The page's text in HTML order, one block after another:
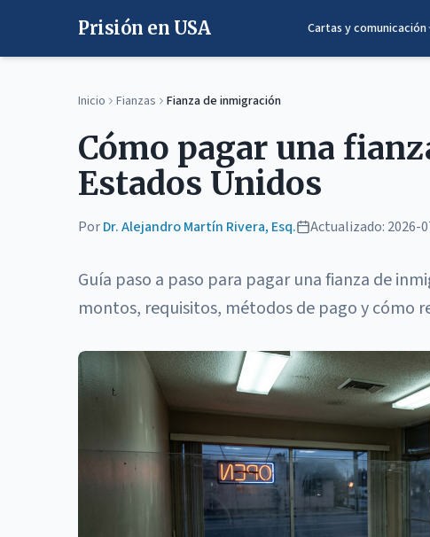
Prisión en USA Cartas y comunicación
Inicio Fianzas Fianza de inmigración
Cómo pagar una
Estados Unidos
PorDr. Alejandro Martín Rivera, Esq. Actualizado: 2026-
Guía paso a paso para pagar una fianza de
montos, requisitos, métodos de pago y cómo